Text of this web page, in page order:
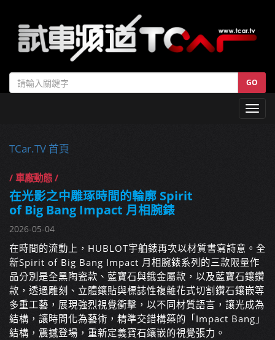
GO
TCar.TV 首頁
/ 車廠動態 /
在光影之中雕琢時間的輪廓 Spirit
of Big Bang Impact 月相腕錶
2026-05-04
在時間的流動上，HUBLOT宇舶錶再次以材質書寫詩意。全
新Spirit of Big Bang Impact 月相腕錶系列的三款限量作
品分別是全黑陶瓷款、藍寶石與鋨金屬款，以及藍寶石鑲鑽
款，透過雕刻、立體鑲貼與標誌性複雜花式切割鑽石鑲嵌等
多重工藝，展現強烈視覺衝擊，以不同材質語言，讓光成為
結構，讓時間化為藝術，精準交錯構築的「Impact Bang」
結構，震撼登場，重新定義寶石鑲嵌的視覺張力。